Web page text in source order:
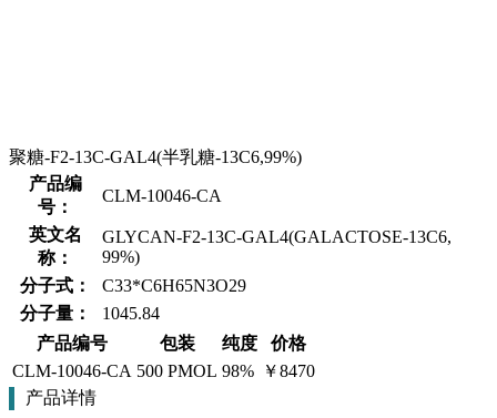
聚糖-F2-13C-GAL4(半乳糖-13C6,99%)
产品编
号：
CLM-10046-CA
英文名
称：
GLYCAN-F2-13C-GAL4(GALACTOSE-13C6,
99%)
分子式：
C33*C6H65N3O29
分子量：
1045.84
产品编号
包装 纯度
价格
CLM-10046-CA 500 PMOL 98%
￥8470
产品详情